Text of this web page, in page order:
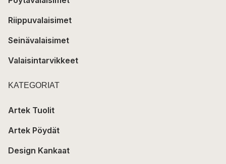
Riippuvalaisimet
Seinävalaisimet
Valaisintarvikkeet
KATEGORIAT
Artek Tuolit
Artek Pöydät
Design Kankaat